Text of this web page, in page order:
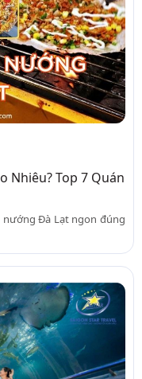
Nhiêu? Top 7 Quán
Đà Lạt ngon đúng